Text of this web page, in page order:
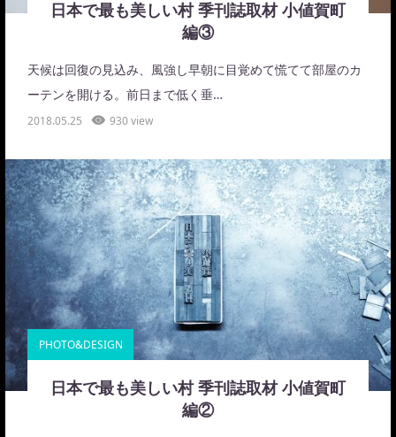
日本で最も美しい村 季刊誌取材 小値賀町
編③
天候は回復の見込み、風強し早朝に目覚めて慌てて部屋のカ
ーテンを開ける。前日まで低く垂…
2018.05.25 930 view
PHOTO&DESIGN
日本で最も美しい村 季刊誌取材 小値賀町
編②